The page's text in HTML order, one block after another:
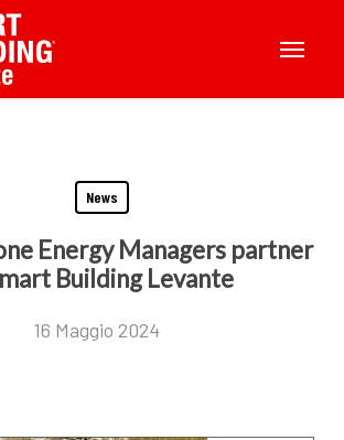
Menu
News
Energy Managers partner
Building Levante
16 Maggio 2024